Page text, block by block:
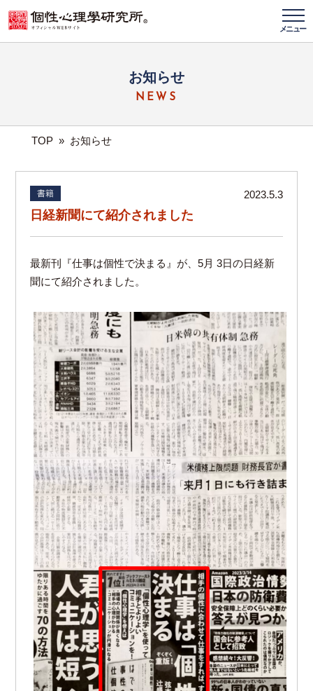
メニュー
お知らせ
NEWS
TOP » お知らせ
書籍 2023.5.3
日経新聞にて紹介されました
最新刊『仕事は個性で決まる』が、5月 3日の日経新
聞にて紹介されました。